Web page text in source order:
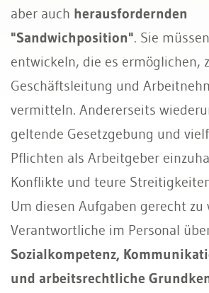
aber auch herausfordernden
"Sandwichposition". Sie
entwickeln, die es ermöglichen,
Geschäftsleitung und
vermitteln. Andererseits
geltende Gesetzgebung und
Pflichten als Arbeitgeber
Konflikte und teure
Um diesen Aufgaben gerecht zu
Verantwortliche im Personal
Sozialkompetenz,
und arbeitsrechtliche